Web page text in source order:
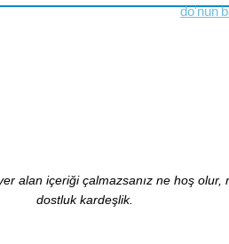
do'nun
alan içeriği çalmazsanız ne hoş
dostluk kardeşlik.